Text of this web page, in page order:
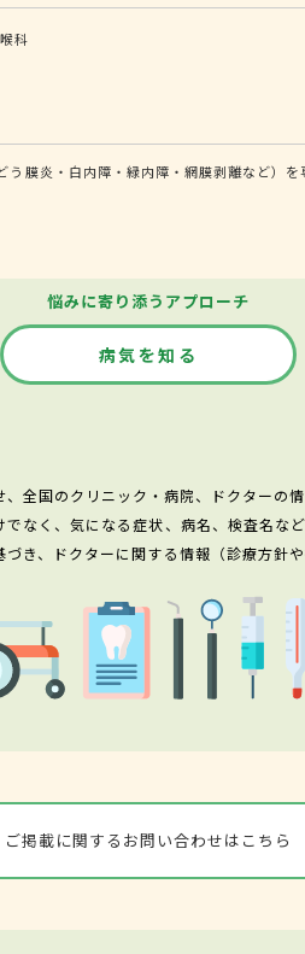
科
膜炎・白内障・緑内障・網膜剥離など）を
悩みに寄り添うアプローチ
病気を知る
全国のクリニック・病院、ドクターの
なく、気になる症状、病名、検査名な
き、ドクターに関する情報（診療方針
ご掲載に関するお問い合わせはこちら